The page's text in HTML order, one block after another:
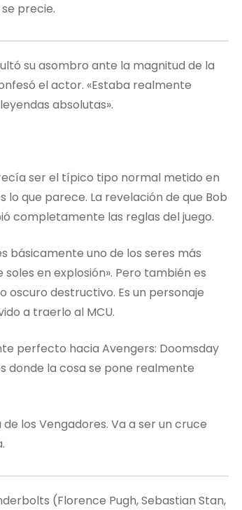
precie.
su asombro ante la magnitud de la
el actor. «Estaba realmente
absolutas».
ser el típico tipo normal metido en
lo que parece. La revelación de que Bob
completamente las reglas del juego.
básicamente uno de los seres más
en explosión». Pero también es
destructivo. Es un personaje
a traerlo al MCU.
perfecto hacia Avengers: Doomsday
donde la cosa se pone realmente
los Vengadores. Va a ser un cruce
(Florence Pugh, Sebastian Stan,